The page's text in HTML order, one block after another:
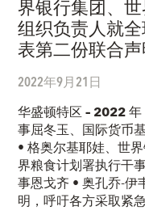
界银行集团、
组织负责人就
表第二份联合
2022年9月21日
华盛顿特区–2022年
事屈冬玉、国际货币
• 格奥尔基耶娃、世
界粮食计划署执行干
事恩戈齐 • 奥孔乔-
明，呼吁各方采取紧